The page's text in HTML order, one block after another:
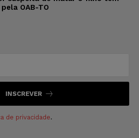
OAB-TO
INSCREVER
de privacidade.